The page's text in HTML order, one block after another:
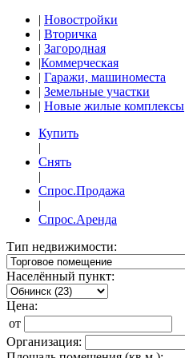
| Новостройки
| Вторичка
| Загородная
|Коммерческая
| Гаражи, машиноместа
| Земельные участки
| Новые жилые комплексы
Купить
|
Снять
|
Спрос.Продажа
|
Спрос.Аренда
Тип недвижимости:
Населённый пункт:
Цена:
от
Организация: